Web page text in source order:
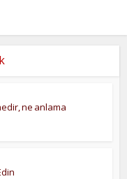
ne anlama